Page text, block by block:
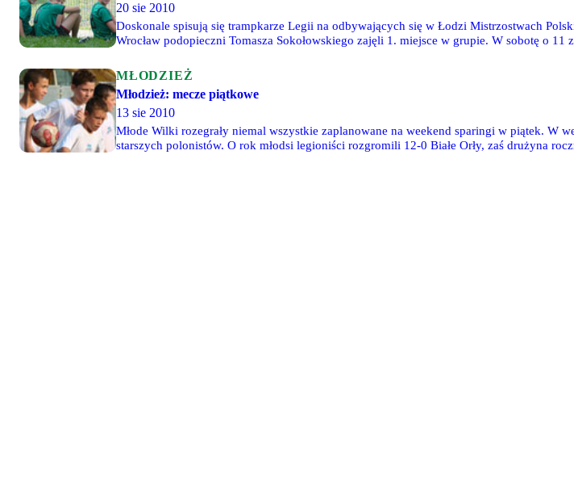
20 sie 2010
Doskonale spisują się trampkarze Legii na odbywających się w Łodzi Mistrzostwach
Wrocław podopieczni Tomasza Sokołowskiego zajęli 1. miejsce w grupie. W sobotę o 11
MŁODZIEŻ
Młodzież: mecze piątkowe
13 sie 2010
Młode Wilki rozegrały niemal wszystkie zaplanowane na weekend sparingi w piątek. W
starszych polonistów. O rok młodsi legioniści rozgromili 12-0 Białe Orły, zaś drużyna